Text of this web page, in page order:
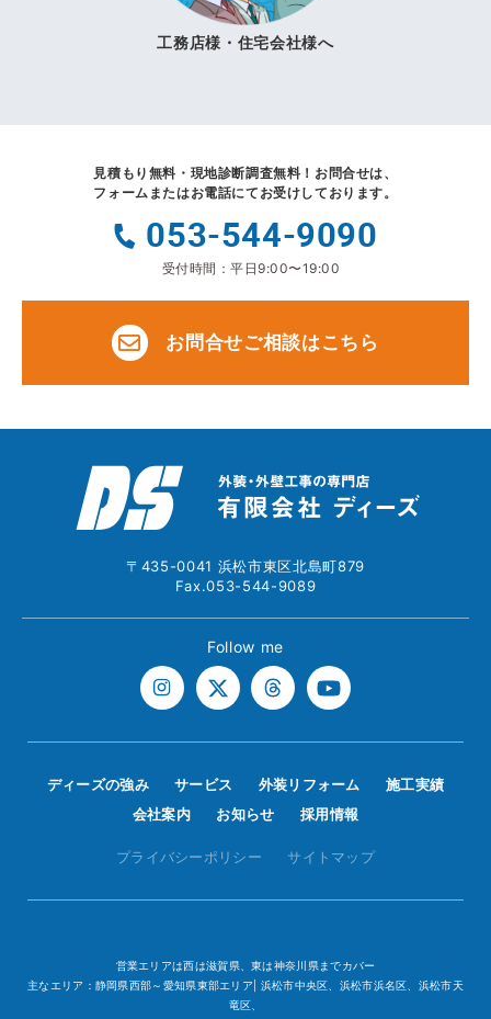
工務店様・住宅会社様へ
見積もり無料・現地診断調査無料！ お問合せは、
フォームまたはお電話にてお受けしております。
053-544-9090
受付時間：平日9:00〜19:00
お問合せご相談はこちら
〒435-0041 浜松市東区北島町879
Fax.053-544-9089
Follow me
ディーズの強み サービス 外装リフォーム
施工実績
会社案内
お知らせ 採用情報
プライバシーポリシー サイトマップ
営業エリアは西は滋賀県、東は神奈川県までカバー
主なエリア：静岡県西部～愛知県東部エリア| 浜松市中央区、浜松市浜名区、浜松市天
竜区、